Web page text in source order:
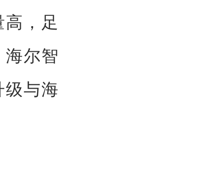
，足
尔智
与海